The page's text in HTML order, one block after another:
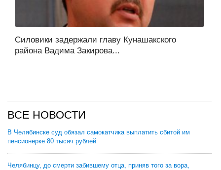
Силовики задержали главу Кунашакского
района Вадима Закирова...
ВСЕ НОВОСТИ
В Челябинске суд обязал самокатчика выплатить сбитой им
пенсионерке 80 тысяч рублей
Челябинцу, до смерти забившему отца, приняв того за вора,